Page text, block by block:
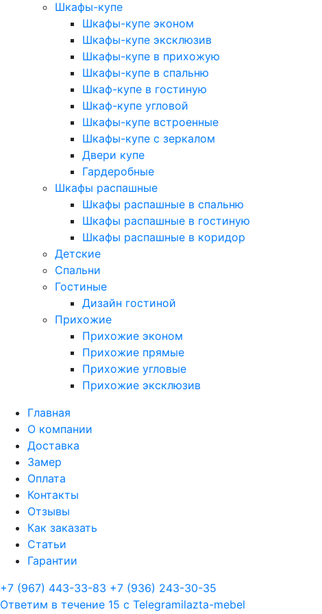
Шкафы-купе
Шкафы-купе эконом
Шкафы-купе эксклюзив
Шкафы-купе в прихожую
Шкафы-купе в спальню
Шкаф-купе в гостиную
Шкаф-купе угловой
Шкафы-купе встроенные
Шкафы-купе с зеркалом
Двери купе
Гардеробные
Шкафы распашные
Шкафы распашные в спальню
Шкафы распашные в гостиную
Шкафы распашные в коридор
Детские
Спальни
Гостиные
Дизайн гостиной
Прихожие
Прихожие эконом
Прихожие прямые
Прихожие угловые
Прихожие эксклюзив
Главная
О компании
Доставка
Замер
Оплата
Контакты
Отзывы
Как заказать
Статьи
Гарантии
+7 (967) 443-33-83 +7 (936) 243-30-35
Ответим в течение 15 с Telegramilazta-mebel